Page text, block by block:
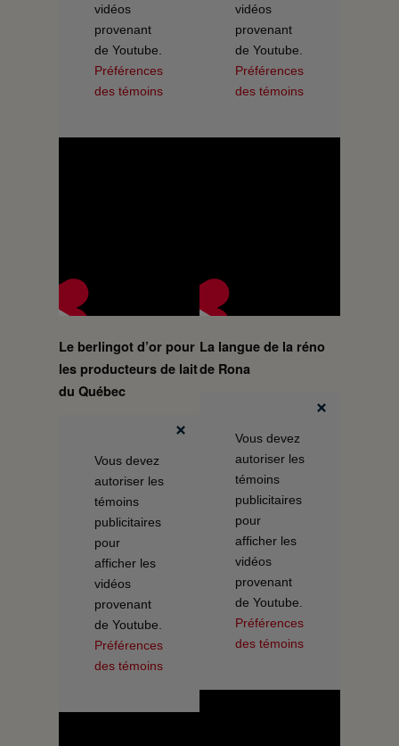
vidéos
provenant
de Youtube.
Préférences
des témoins
vidéos
provenant
de Youtube.
Préférences
des témoins
Le berlingot d’or pour
les producteurs de lait
du Québec
Vous devez
autoriser les
témoins
publicitaires
pour
afficher les
vidéos
provenant
de Youtube.
Préférences
des témoins
La langue de la réno
de Rona
Vous devez
autoriser les
témoins
publicitaires
pour
afficher les
vidéos
provenant
de Youtube.
Préférences
des témoins